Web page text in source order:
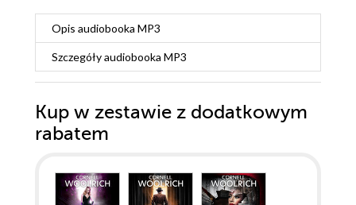
Opis audiobooka MP3
Szczegółyaudiobooka MP3
Kup w zestawie z dodatkowym
rabatem